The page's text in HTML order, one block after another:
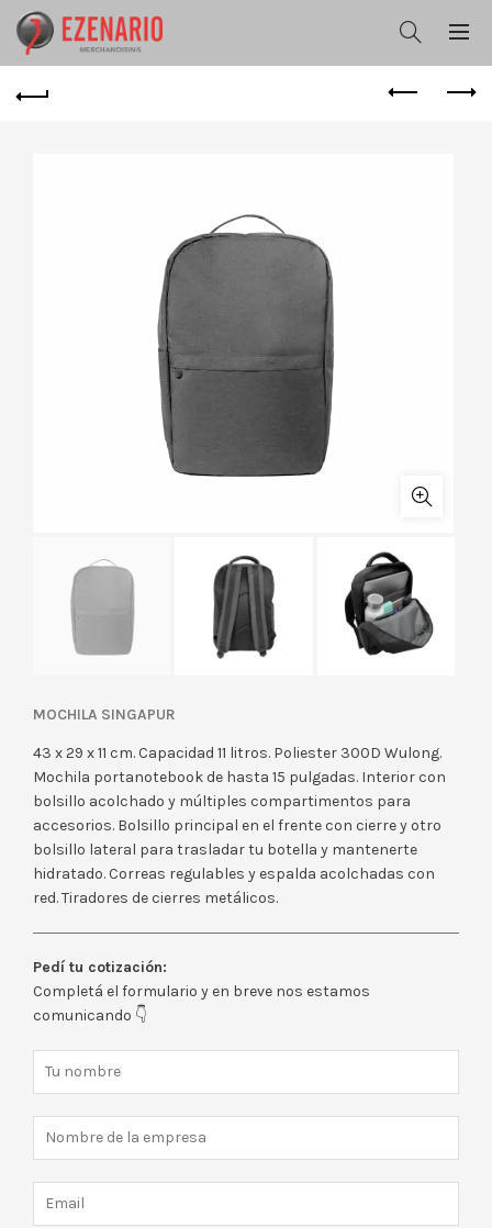
MOCHILA SINGAPUR
43 x 29 x 11 cm. Capacidad 11 litros. Poliester 300D Wulong.
Mochila portanotebook de hasta 15 pulgadas. Interior con
bolsillo acolchado y múltiples compartimentos para
accesorios. Bolsillo principal en el frente con cierre y otro
bolsillo lateral para trasladar tu botella y mantenerte
hidratado. Correas regulables y espalda acolchadas con
red. Tiradores de cierres metálicos.
Pedí tu cotización:
Completá el formulario y en breve nos estamos
comunicando 👇